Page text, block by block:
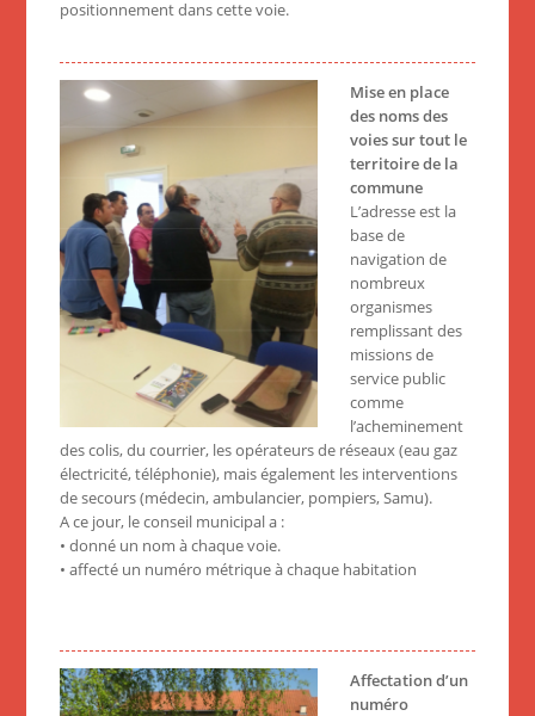
positionnement dans cette voie.
Mise en place
des noms des
voies sur tout le
territoire de la
commune
L’adresse est la
base de
navigation de
nombreux
organismes
remplissant des
missions de
service public
comme
l’acheminement
des colis, du courrier, les opérateurs de réseaux (eau gaz
électricité, téléphonie), mais également les interventions
de secours (médecin, ambulancier, pompiers, Samu).
A ce jour, le conseil municipal a :
• donné un nom à chaque voie.
• affecté un numéro métrique à chaque habitation
Affectation d’un
numéro